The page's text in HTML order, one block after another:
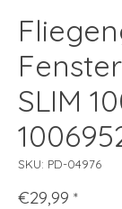
SLIM
SKU: PD-04976
€29,99 *